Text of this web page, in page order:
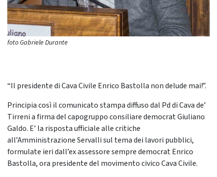
foto Gabriele Durante
“Il presidente di Cava Civile Enrico Bastolla non delude mai!”.
Principia così il comunicato stampa diffuso dal Pd di Cava de’
Tirreni a firma del capogruppo consiliare democrat Giuliano
Galdo. E’ la risposta ufficiale alle critiche
all’Amministrazione Servalli sul tema dei lavori pubblici,
formulate ieri dall’ex assessore sempre democrat Enrico
Bastolla, ora presidente del movimento civico Cava Civile.